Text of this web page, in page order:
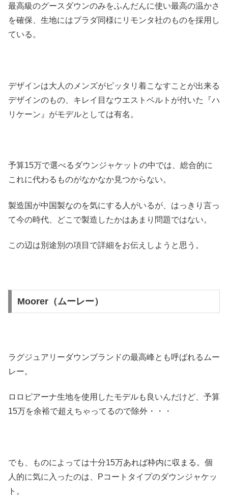
最高級のグースダウンのみをふんだんに使い最高の温かさ
を確保、生地にはプラダ同様にリモンタ社のものを採用し
ている。
デザインは大人のメンズがピッタリ着こなすことが出来る
デザインのもの、キレイ目なウエストベルトが付いた『ハ
リケーン』がモデルとしては有名。
予算15万で選べるダウンジャケットの中では、総合的に
これに代わるものがなかなか見つからない。
製造国が中国製なのを気にする人がいるが、はっきり言っ
て今の時代、どこで製造したかはあまり問題ではない。
この辺は別途別の項目で詳細をお伝えしようと思う。
Moorer（ムーレー）
ラグジュアリーダウンブランドの最高峰とも呼ばれるムー
レー。
ロロピアーナ生地を使用したモデルも良いんだけど、予算
15万を余裕で超えちゃってるので除外・・・
でも、ものによっては十分15万あれば枠内に収まる。個
人的に気に入ったのは、Pコートタイプのダウンジャケッ
ト。